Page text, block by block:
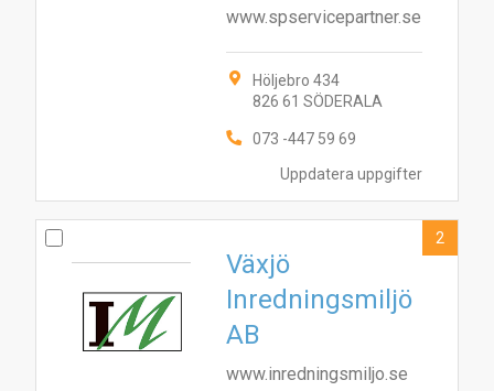
Uppdatera uppgifter
www.spservicepartner.se
Höljebro 434
826 61 SÖDERALA
073 -447 59 69
Växjö
Inredningsmiljö
AB
www.inredningsmiljo.se
2